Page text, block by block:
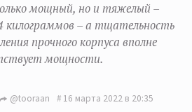
мощный, но и тяжелый –
килограммов – а тщательность
прочного корпуса вполне
мощности.
@tooraan 16 марта 2022 в 20:35